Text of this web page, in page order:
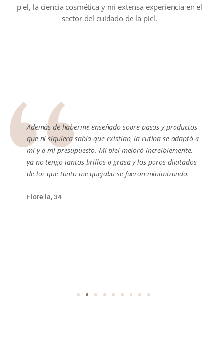
piel, la ciencia cosmética y mi extensa experiencia en el
sector del cuidado de la piel.
Además de haberme enseñado sobre pasos y productos
que ni siquiera sabia que existían, la rutina se adaptó a
mí y a mi presupuesto. Mi piel mejoró increíblemente,
ya no tengo tantos brillos o grasa y los poros dilatados
de los que tanto me quejaba se fueron minimizando.
Fiorella, 34